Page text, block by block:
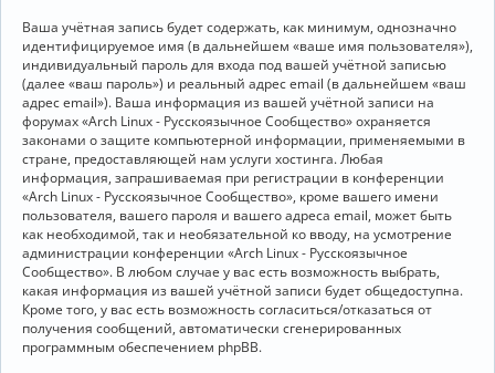
Ваша учётная запись будет содержать, как минимум, однозначно
идентифицируемое имя (в дальнейшем «ваше имя пользователя»),
индивидуальный пароль для входа под вашей учётной записью
(далее «ваш пароль») и реальный адрес email (в дальнейшем «ваш
адрес email»). Ваша информация из вашей учётной записи на
форумах «Arch Linux - Русскоязычное Сообщество» охраняется
законами о защите компьютерной информации, применяемыми в
стране, предоставляющей нам услуги хостинга. Любая
информация, запрашиваемая при регистрации в конференции
«Arch Linux - Русскоязычное Сообщество», кроме вашего имени
пользователя, вашего пароля и вашего адреса email, может быть
как необходимой, так и необязательной ко вводу, на усмотрение
администрации конференции «Arch Linux - Русскоязычное
Сообщество». В любом случае у вас есть возможность выбрать,
какая информация из вашей учётной записи будет общедоступна.
Кроме того, у вас есть возможность согласиться/отказаться от
получения сообщений, автоматически сгенерированных
программным обеспечением phpBB.